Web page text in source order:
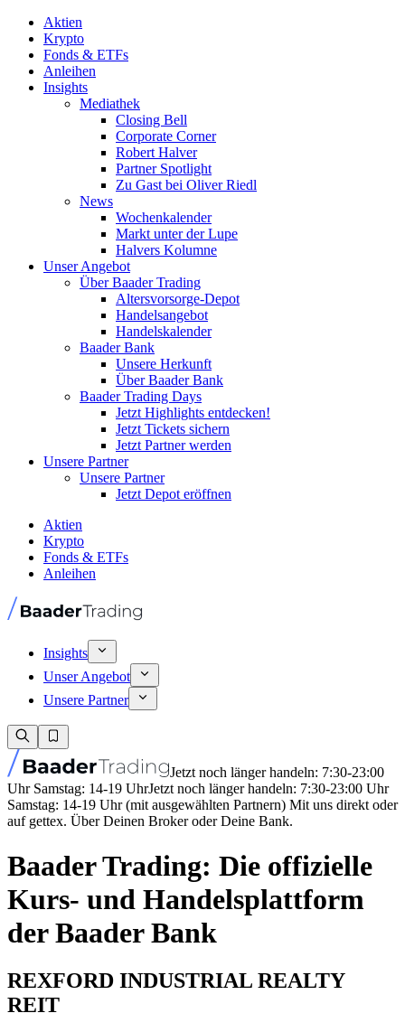
Aktien
Krypto
Fonds & ETFs
Anleihen
Insights
Mediathek
Closing Bell
Corporate Corner
Robert Halver
Partner Spotlight
Zu Gast bei Oliver Riedl
News
Wochenkalender
Markt unter der Lupe
Halvers Kolumne
Unser Angebot
Über Baader Trading
Altersvorsorge-Depot
Handelsangebot
Handelskalender
Baader Bank
Unsere Herkunft
Über Baader Bank
Baader Trading Days
Jetzt Highlights entdecken!
Jetzt Tickets sichern
Jetzt Partner werden
Unsere Partner
Unsere Partner
Jetzt Depot eröffnen
Aktien
Krypto
Fonds & ETFs
Anleihen
Insights
Unser Angebot
Unsere Partner
Jetzt noch länger handeln: 7:30-23:00
Uhr Samstag: 14-19 UhrJetzt noch länger handeln: 7:30-23:00 Uhr
Samstag: 14-19 Uhr (mit ausgewählten Partnern) Mit uns direkt oder
auf gettex. Über Deinen Broker oder Deine Bank.
Baader Trading: Die offizielle
Kurs- und Handelsplattform
der Baader Bank
REXFORD INDUSTRIAL REALTY
REIT